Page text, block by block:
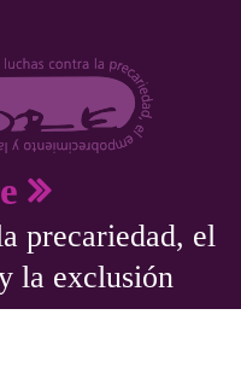
precariedad, el
la exclusión
aquí